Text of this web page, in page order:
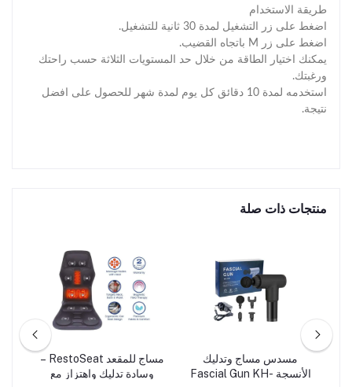
طريقة الاستخدام
اضغط على زر التشغيل لمدة 30 ثانية للتشغيل.
اضغط على زر M باتجاه القضيب.
يمكنك اختيار الطاقة من خلال حد المستويات الثلاثة حسب راحتك
ورغبتك.
استخدمه لمدة 10 دقائق كل يوم لمدة شهر للحصول على افضل
نتيجة.
منتجات ذات صلة
مسدس مساج وتدليك
الأنسجة Fascial Gun KH-
مساج للمقعد RestoSeat –
وسادة تدليك واهتزاز مع